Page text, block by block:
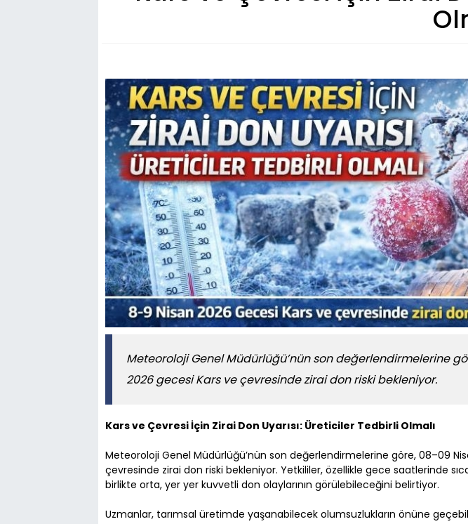
Meteoroloji Genel Müdürlüğü’nün son değerlendirmelerine
2026 gecesi Kars ve çevresinde zirai don riski bekleniyor.
Kars ve Çevresi İçin Zirai Don Uyarısı: Üreticiler Tedbirli Olmalı
Meteoroloji Genel Müdürlüğü’nün son değerlendirmelerine göre, 08–09
çevresinde zirai don riski bekleniyor. Yetkililer, özellikle gece saatlerinde
birlikte orta, yer yer kuvvetli don olaylarının görülebileceğini belirtiyor.
Uzmanlar, tarımsal üretimde yaşanabilecek olumsuzlukların önüne